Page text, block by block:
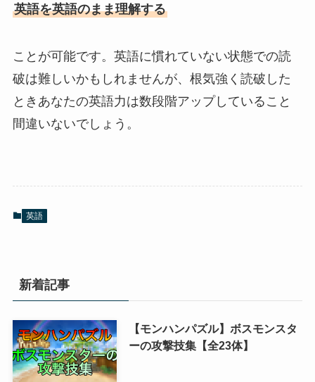
英語を英語のまま理解する
ことが可能です。英語に慣れていない状態での読
破は難しいかもしれませんが、根気強く読破した
ときあなたの英語力は数段階アップしていること
間違いないでしょう。
英語
新着記事
【モンハンパズル】ボスモンスタ
ーの攻撃技集【全23体】